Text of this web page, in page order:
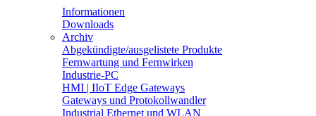
Informationen
Downloads
Archiv
Abgekündigte/ausgelistete Produkte
Fernwartung und Fernwirken
Industrie-PC
HMI | IIoT Edge Gateways
Gateways und Protokollwandler
Industrial Ethernet und WLAN